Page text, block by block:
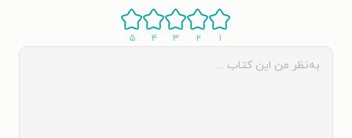
۱ ۲ ۳ ۴ ۵